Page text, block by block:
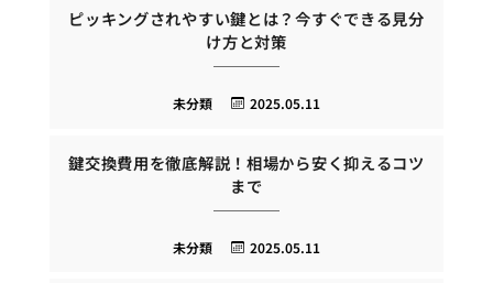
ピッキングされやすい鍵とは？今すぐできる見分
け方と対策
2025.05.11
未分類
鍵交換費用を徹底解説！相場から安く抑えるコツ
まで
2025.05.11
未分類